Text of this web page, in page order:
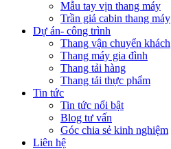
Mẫu tay vịn thang máy
Trần giả cabin thang máy
Dự án- công trình
Thang vận chuyển khách
Thang máy gia đình
Thang tải hàng
Thang tải thực phẩm
Tin tức
Tin tức nổi bật
Blog tư vấn
Góc chia sẻ kinh nghiệm
Liên hệ